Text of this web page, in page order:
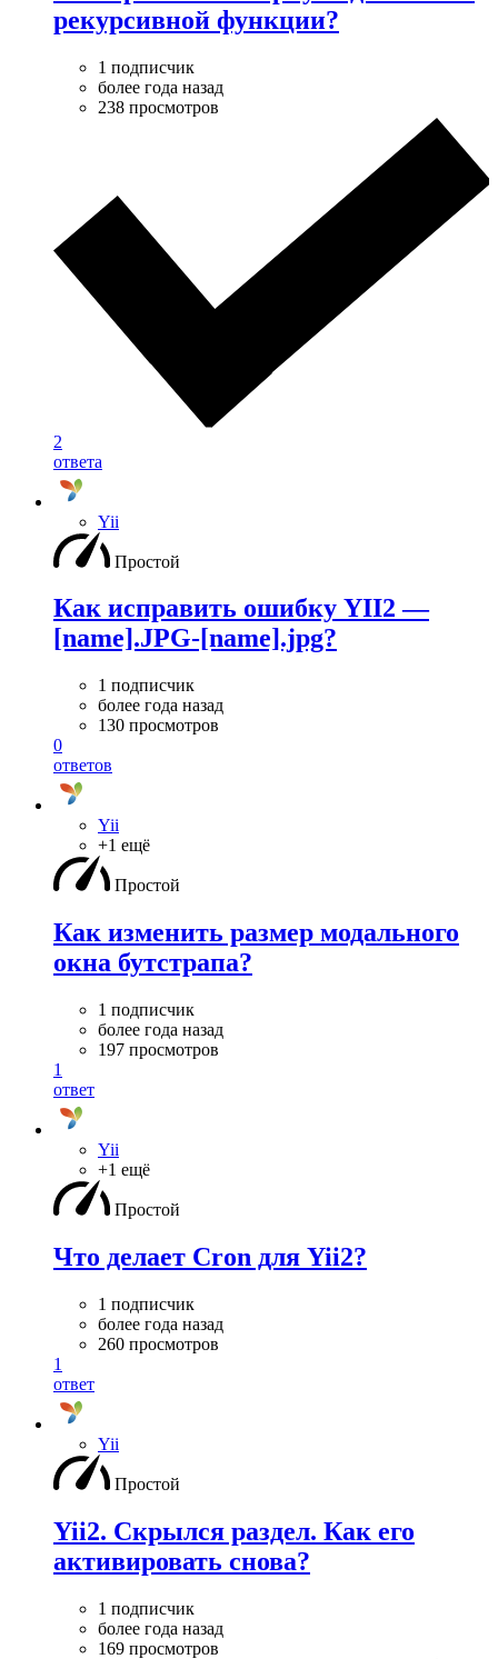
рекурсивной функции?
1 подписчик
более года назад
238 просмотров
2
ответа
Yii
Простой
Как исправить ошибку YII2 —
[name].JPG-[name].jpg?
1 подписчик
более года назад
130 просмотров
0
ответов
Yii
+1 ещё
Простой
Как изменить размер модального
окна бутстрапа?
1 подписчик
более года назад
197 просмотров
1
ответ
Yii
+1 ещё
Простой
Что делает Cron для Yii2?
1 подписчик
более года назад
260 просмотров
1
ответ
Yii
Простой
Yii2. Скрылся раздел. Как его
активировать снова?
1 подписчик
более года назад
169 просмотров